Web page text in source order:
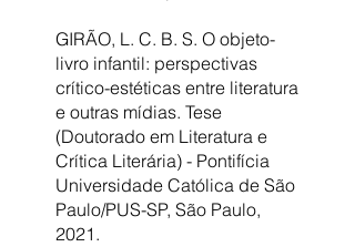
GIRÃO, L. C. B. S. O objeto-
livro infantil: perspectivas
crítico-estéticas entre literatura
e outras mídias. Tese
(Doutorado em Literatura e
Crítica Literária) - Pontifícia
Universidade Católica de São
Paulo/PUS-SP, São Paulo,
2021.